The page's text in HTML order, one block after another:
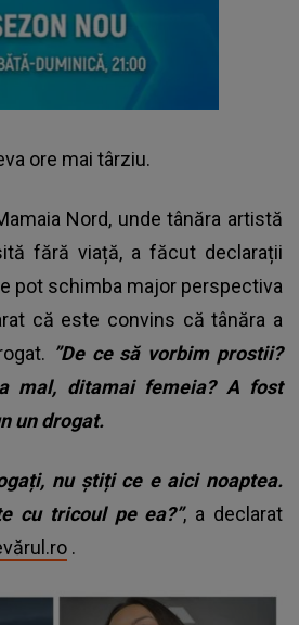
ore mai târziu.
Nord, unde tânăra artistă
fără viață, a făcut declarații
pot schimba major perspectiva
că este convins că tânăra a
”De ce să vorbim prostii?
mal, ditamai femeia? A fost
un drogat.
nu știți ce e aici noaptea.
cu tricoul pe ea?”, a declarat
.